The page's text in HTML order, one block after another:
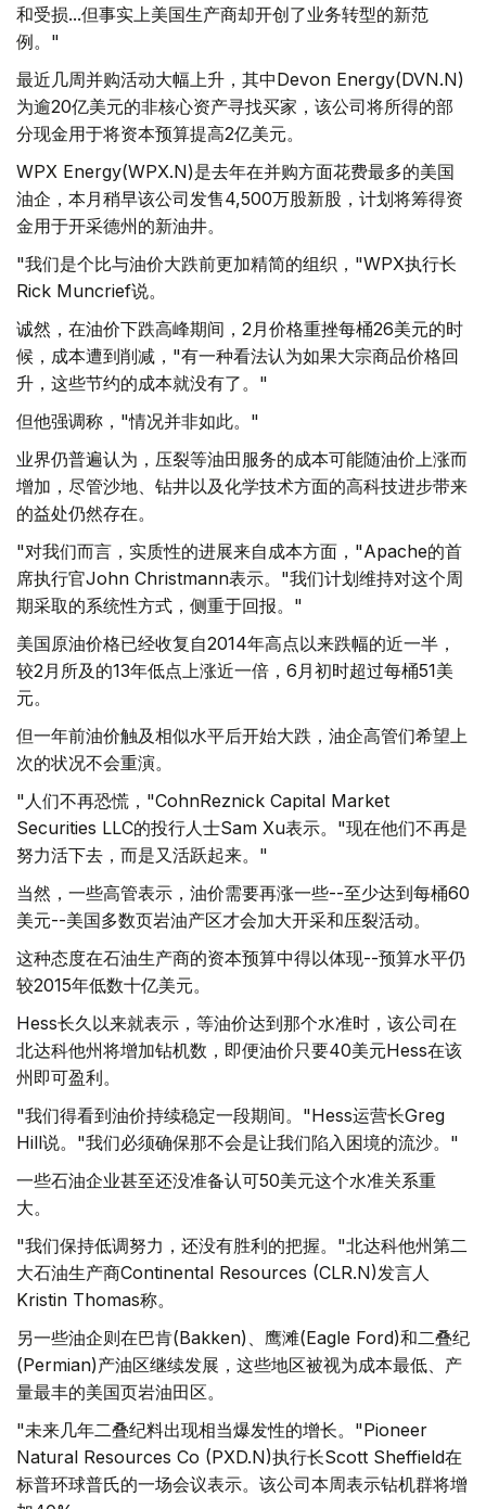
和受损...但事实上美国生产商却开创了业务转型的新范
例。"
最近几周并购活动大幅上升，其中Devon Energy(DVN.N)
为逾20亿美元的非核心资产寻找买家，该公司将所得的部
分现金用于将资本预算提高2亿美元。
WPX Energy(WPX.N)是去年在并购方面花费最多的美国
油企，本月稍早该公司发售4,500万股新股，计划将筹得资
金用于开采德州的新油井。
"我们是个比与油价大跌前更加精简的组织，"WPX执行长
Rick Muncrief说。
诚然，在油价下跌高峰期间，2月价格重挫每桶26美元的时
候，成本遭到削减，"有一种看法认为如果大宗商品价格回
升，这些节约的成本就没有了。"
但他强调称，"情况并非如此。"
业界仍普遍认为，压裂等油田服务的成本可能随油价上涨而
增加，尽管沙地、钻井以及化学技术方面的高科技进步带来
的益处仍然存在。
"对我们而言，实质性的进展来自成本方面，"Apache的首
席执行官John Christmann表示。"我们计划维持对这个周
期采取的系统性方式，侧重于回报。"
美国原油价格已经收复自2014年高点以来跌幅的近一半，
较2月所及的13年低点上涨近一倍，6月初时超过每桶51美
元。
但一年前油价触及相似水平后开始大跌，油企高管们希望上
次的状况不会重演。
"人们不再恐慌，"CohnReznick Capital Market
Securities LLC的投行人士Sam Xu表示。"现在他们不再是
努力活下去，而是又活跃起来。"
当然，一些高管表示，油价需要再涨一些--至少达到每桶60
美元--美国多数页岩油产区才会加大开采和压裂活动。
这种态度在石油生产商的资本预算中得以体现--预算水平仍
较2015年低数十亿美元。
Hess长久以来就表示，等油价达到那个水准时，该公司在
北达科他州将增加钻机数，即便油价只要40美元Hess在该
州即可盈利。
"我们得看到油价持续稳定一段期间。"Hess运营长Greg
Hill说。"我们必须确保那不会是让我们陷入困境的流沙。"
一些石油企业甚至还没准备认可50美元这个水准关系重
大。
"我们保持低调努力，还没有胜利的把握。"北达科他州第二
大石油生产商Continental Resources (CLR.N)发言人
Kristin Thomas称。
另一些油企则在巴肯(Bakken)、鹰滩(Eagle Ford)和二叠纪
(Permian)产油区继续发展，这些地区被视为成本最低、产
量最丰的美国页岩油田区。
"未来几年二叠纪料出现相当爆发性的增长。"Pioneer
Natural Resources Co (PXD.N)执行长Scott Sheffield在
标普环球普氏的一场会议表示。该公司本周表示钻机群将增